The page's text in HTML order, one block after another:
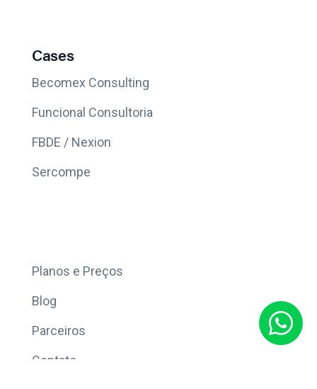
Cases
Becomex Consulting
Funcional Consultoria
FBDE / Nexion
Sercompe
Planos e Preços
Blog
Parceiros
Contato